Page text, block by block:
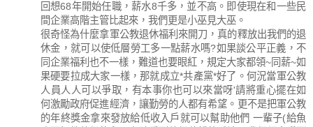
回想68年開始任職，薪水8千多，並不高。即使現在和一些民
間企業高階主管比起來，我們更是小巫見大巫。
很奇怪為什麼拿軍公教退休福利來開刀，真的釋放出我們的退
休金，就可以使低層勞工多一點薪水嗎?如果談公平正義，不
同企業福利也不一樣，難道也要眼紅，規定大家都領~同薪~如
果硬要拉成大家一樣，那就成立*共產黨*好了。何況當軍公教
人員人人可以爭取，有本事你也可以來當呀'請將重心擺在如
何激勵政府促進經濟，讓勤勞的人都有希望。更不是把軍公教
的年終獎金拿來發放給低收入戶就可以幫助他們 一輩子(給魚